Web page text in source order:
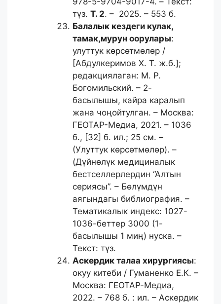
түз. Т. 2. – 2025. – 553 б.
Балалык кездеги кулак,
тамак,мурун оорулары:
улуттук көрсөтмөлөр /
[Абдулкеримов Х. Т. ж.б.];
редакциялаган: М. Р.
Богомильский. – 2-
басылышы, кайра каралып
жана чоңойтулган. – Москва:
ГЕОТАР-Медиа, 2021. – 1036
б., [32] б. ил.; 25 см. –
(Улуттук көрсөтмөлөр). –
(Дүйнөлүк медициналык
бестселлерлердин “Алтын
сериясы”. – Бөлүмдүн
аягындагы библиография. –
Тематикалык индекс: 1027-
1036-беттер 3000 (1-
басылышы 1 миң) нуска. –
Текст: түз.
Аскердик талаа хирургиясы:
окуу китеби / Гуманенко Е.К. –
Москва: ГЕОТАР-Медиа,
2022. – 768 б. : ил. – Аскердик